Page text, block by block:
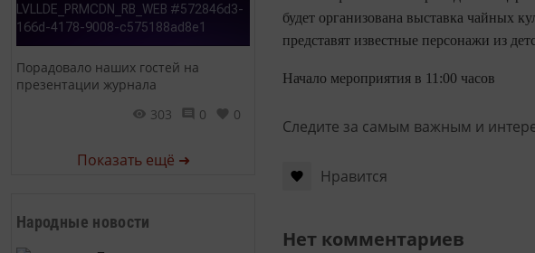
Порадовало наших гостей на
презентации журнала
303
0 0
Показать ещё ➜
Народные новости
будет организована выставка чайных
представят известные персонажи из
Начало мероприятия в 11:00 часов
Следите за самым важным и
Нравится
Нет комментариев